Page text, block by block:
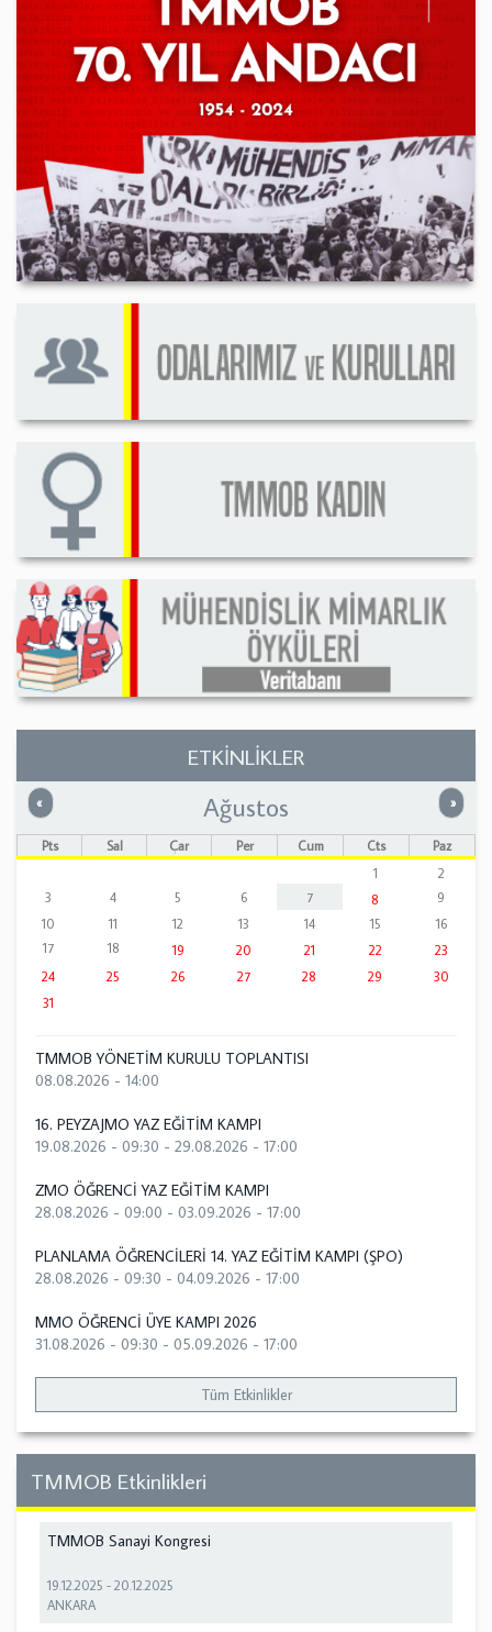
ETKİNLİKLER
« Önceki »
Ağustos
Pts Sal Çar Per Cum Cts
Paz
1
2
3
4 5 6 7 8
9
10
11 12 13 14 15
16
17
18 19 20 21 22
23
24
25 26 27 28 29
30
31
TMMOB YÖNETİM KURULU TOPLANTISI
08.08.2026 - 14:00
16. PEYZAJMO YAZ EĞİTİM KAMPI
19.08.2026 - 09:30 - 29.08.2026 - 17:00
ZMO ÖĞRENCİ YAZ EĞİTİM KAMPI
28.08.2026 - 09:00 - 03.09.2026 - 17:00
PLANLAMA ÖĞRENCİLERİ 14. YAZ EĞİTİM KAMPI (ŞPO)
28.08.2026 - 09:30 - 04.09.2026 - 17:00
MMO ÖĞRENCİ ÜYE KAMPI 2026
31.08.2026 - 09:30 - 05.09.2026 - 17:00
Tüm Etkinlikler
TMMOB Etkinlikleri
TMMOB Sanayi Kongresi
19.12.2025 -20.12.2025
ANKARA